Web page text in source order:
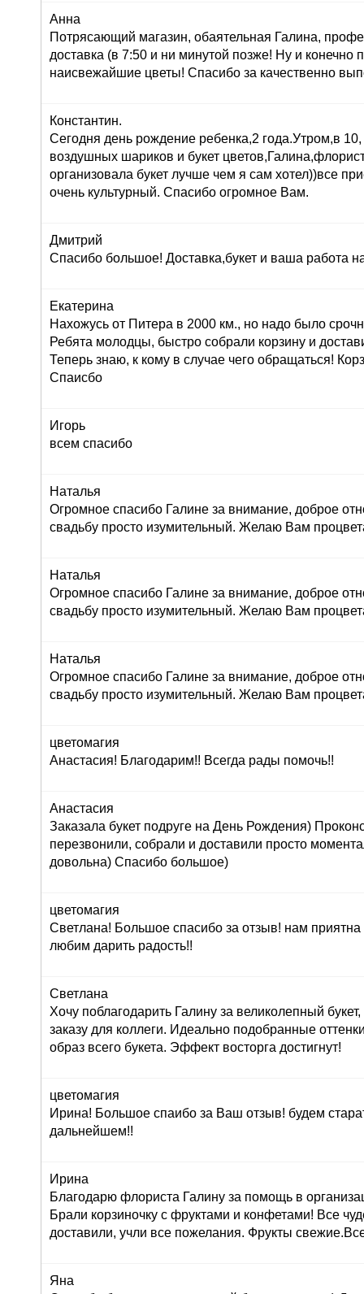
Анна
Потрясающий магазин, обаятельная Галина,
доставка (в 7:50 и ни минутой позже! Ну и конечно
наисвежайшие цветы! Спасибо за качественно
Константин.
Сегодня день рождение ребенка,2 года.Утром,в 10,
воздушных шариков и букет
организовала букет лучше чем я сам хотел))все
очень культурный. Спасибо огромное Вам.
Дмитрий
Спасибо большое! Доставка,букет и ваша работа
Екатерина
Нахожусь от Питера в 2000 км., но надо было
Ребята молодцы, быстро собрали корзину и
Теперь знаю, к кому в случае чего обращаться!
Спаисбо
Игорь
всем спасибо
Наталья
Огромное спасибо Галине за внимание, доброе
свадьбу просто изумительный. Желаю Вам
Наталья
Огромное спасибо Галине за внимание, доброе
свадьбу просто изумительный. Желаю Вам
Наталья
Огромное спасибо Галине за внимание, доброе
свадьбу просто изумительный. Желаю Вам
цветомагия
Анастасия! Благодарим!! Всегда рады помочь!!
Анастасия
Заказала букет подруге на День Рождения)
перезвонили, собрали и доставили просто
довольна) Спасибо большое)
цветомагия
Светлана! Большое спасибо за отзыв! нам
любим дарить радость!!
Светлана
Хочу поблагодарить Галину за великолепный
заказу для коллеги. Идеально подобранные
образ всего букета. Эффект восторга достигнут!
цветомагия
Ирина! Большое спаибо за Ваш отзыв! будем
дальнейшем!!
Ирина
Благодарю флориста Галину за помощь в
Брали корзиночку с фруктами и конфетами! Все
доставили, учли все пожелания. Фрукты
Яна